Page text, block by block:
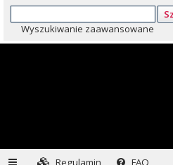
Wyszukiwanie zaawansowane
Regulamin
FAQ